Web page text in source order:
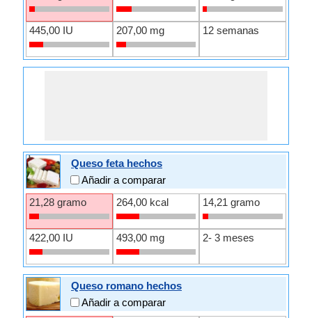
445,00 IU 207,00 mg 12 semanas
Queso feta hechos
Añadir a comparar
21,28 gramo
264,00 kcal 14,21 gramo
422,00 IU 493,00 mg 2- 3 meses
Queso romano hechos
Añadir a comparar